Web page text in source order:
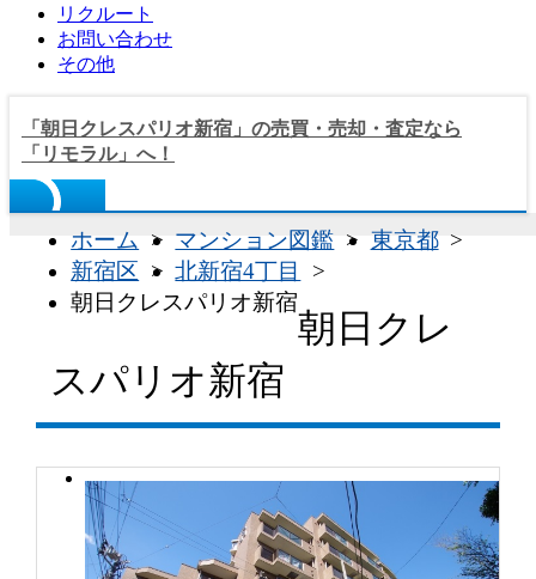
リクルート
お問い合わせ
その他
「朝日クレスパリオ新宿」の売買・売却・査定なら
「リモラル」へ！
REMORAL
株式会社リモラル
ホーム マンション図鑑
東京都
新宿区
北新宿4丁目
朝日クレスパリオ新宿
朝日クレ
スパリオ新宿